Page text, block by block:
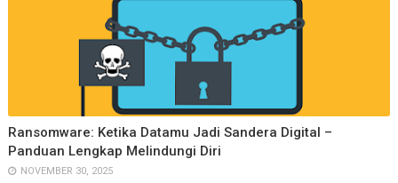
Ransomware: Ketika Datamu Jadi Sandera Digital –
Panduan Lengkap Melindungi Diri
NOVEMBER 30, 2025